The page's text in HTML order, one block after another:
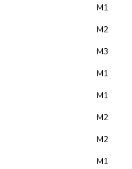
M1
M2
M3
M1
M1
M2
M2
M1